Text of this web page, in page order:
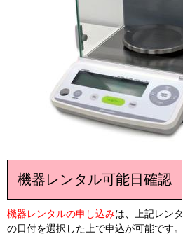
機器レンタル可能日確認
機器レンタルの申し込みは、上記レン
の日付を選択した上で申込が可能です。